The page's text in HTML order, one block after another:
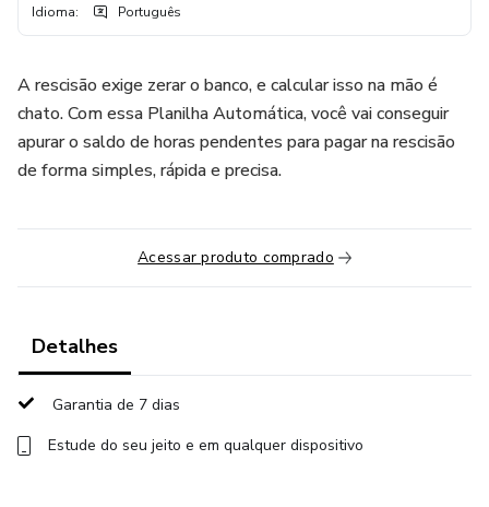
Idioma: Português
A rescisão exige zerar o banco, e calcular isso na mão é
chato. Com essa Planilha Automática, você vai conseguir
apurar o saldo de horas pendentes para pagar na rescisão
de forma simples, rápida e precisa.
Acessar produto comprado
Detalhes
Garantia de 7 dias
Estude do seu jeito e em qualquer dispositivo